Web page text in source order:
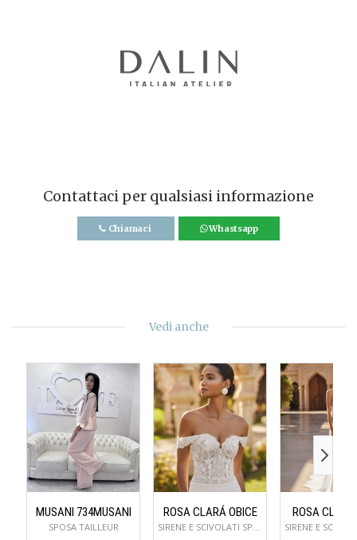
Contattaci per qualsiasi informazione
Chiamaci Whastsapp
Vedi anche
MUSANI 734MUSANI
SPOSA TAILLEUR
ROSA CLARÁ OBICE ROSA